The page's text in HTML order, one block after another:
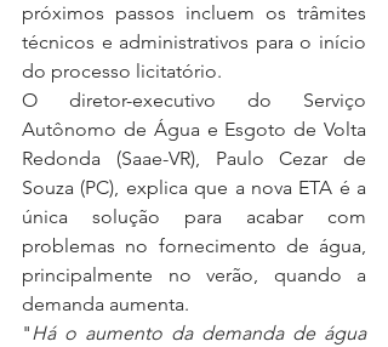
próximos passos incluem os trâmites
técnicos e administrativos para o início
do processo licitatório.
O diretor-executivo do Serviço
Autônomo de Água e Esgoto de Volta
Redonda (Saae-VR), Paulo Cezar de
Souza (PC), explica que a nova ETA é a
única solução para acabar com
problemas no fornecimento de água,
principalmente no verão, quando a
demanda aumenta.
"Há o aumento da demanda de água